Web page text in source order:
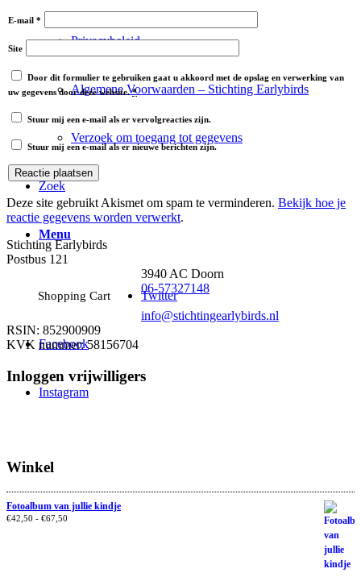
Privacybeleid
Algemene Voorwaarden – Stichting Earlybirds
Verzoek om toegang tot gegevens
Zoek
Menu
Shopping Cart Twitter
Facebook
Instagram
E-mail *
Site
Door dit formulier te gebruiken gaat u akkoord met de opslag en verwerking van
uw gegevens door deze website.*
Stuur mij een e-mail als er vervolgreacties zijn.
Stuur mij een e-mail als er nieuwe berichten zijn.
Deze site gebruikt Akismet om spam te verminderen. Bekijk hoe je
reactie gegevens worden verwerkt.
Stichting Earlybirds
Postbus 121
3940 AC Doorn
06-57327148
info@stichtingearlybirds.nl
RSIN: 852900909
KVK nummer: 58156704
Inloggen vrijwilligers
Winkel
Fotoalbum van jullie kindje
€42,50 - €67,50